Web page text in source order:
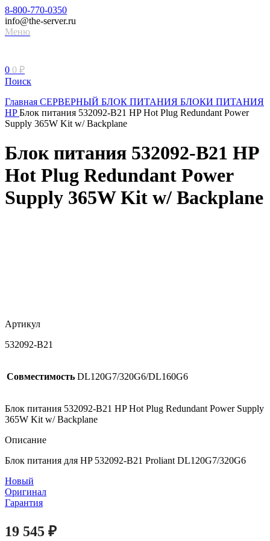
8-800-770-0350
info@the-server.ru
Меню
0 0 ₽
Поиск
Главная СЕРВЕРНЫЙ БЛОК ПИТАНИЯ БЛОКИ ПИТАНИЯ
HPБлок питания 532092-B21 HP Hot Plug Redundant Power
Supply 365W Kit w/ Backplane
Блок питания 532092-B21 HP
Hot Plug Redundant Power
Supply 365W Kit w/ Backplane
Артикул
532092-B21
Совместимость DL120G7/320G6/DL160G6
Блок питания 532092-B21 HP Hot Plug Redundant Power Supply
365W Kit w/ Backplane
Описание
Блок питания для HP 532092-B21 Proliant DL120G7/320G6
Новый
Оригинал
Гарантия
19 545 ₽